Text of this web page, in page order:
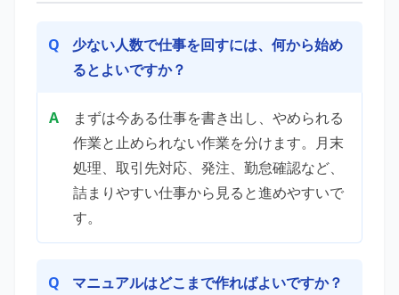
少ない人数で仕事を回すには、何から始め
るとよいですか？
まずは今ある仕事を書き出し、やめられる
作業と止められない作業を分けます。月末
処理、取引先対応、発注、勤怠確認など、
詰まりやすい仕事から見ると進めやすいで
す。
マニュアルはどこまで作ればよいですか？